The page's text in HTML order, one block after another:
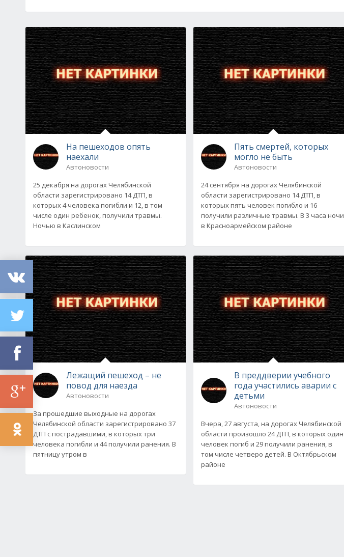
На пешеходов опять
наехали
Автоновости
25 декабря на дорогах Челябинской
области зарегистрировано 14 ДТП, в
которых 4 человека погибли и 12, в том
числе один ребенок, получили травмы.
Ночью в Каслинском
Лежащий пешеход – не
повод для наезда
Автоновости
За прошедшие выходные на дорогах
Челябинской области зарегистрировано 37
ДТП с пострадавшими, в которых три
человека погибли и 44 получили ранения. В
пятницу утром в
Пять смертей, которых
могло не быть
Автоновости
24 сентября на дорогах Челябинской
области зарегистрировано 14 ДТП, в
которых пять человек погибло и 16
получили различные травмы. В 3 часа ночи
в Красноармейском районе
В преддверии учебного
года участились аварии с
детьми
Автоновости
Вчера, 27 августа, на дорогах Челябинской
области произошло 24 ДТП, в которых один
человек погиб и 29 получили ранения, в
том числе четверо детей. В Октябрьском
районе